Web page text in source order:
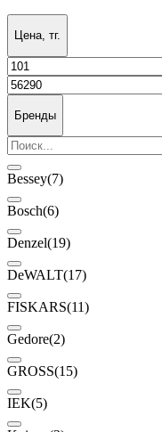
Цена, тг.
Бренды
Bessey(7)
Bosch(6)
Denzel(19)
DeWALT(17)
FISKARS(11)
Gedore(2)
GROSS(15)
IEK(5)